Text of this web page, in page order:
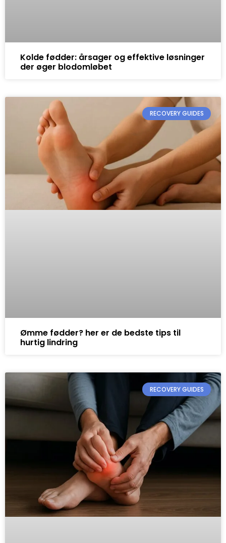
Kolde fødder: årsager og effektive løsninger
der øger blodomløbet
RECOVERY GUIDES
Ømme fødder? her er de bedste tips til
hurtig lindring
RECOVERY GUIDES